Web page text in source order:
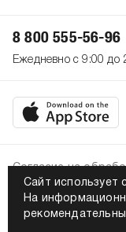
Сайт использует
На
8 800 555-56-96
Ежедневно с 9:00 до
2026. Все права
Политика
Согласие на